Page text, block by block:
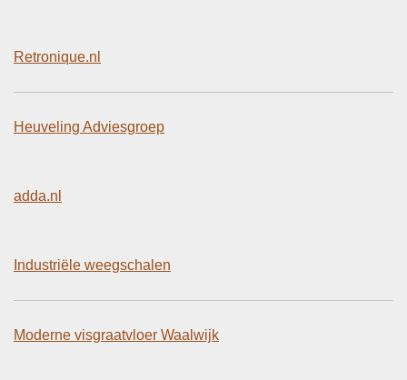
Retronique.nl
Heuveling Adviesgroep
adda.nl
Industriële weegschalen
Moderne visgraatvloer Waalwijk